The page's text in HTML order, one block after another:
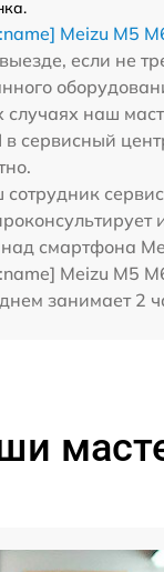
Meizu M5
если не
случаях наш
сервисный
над смартфона
Meizu M5
занимает 2